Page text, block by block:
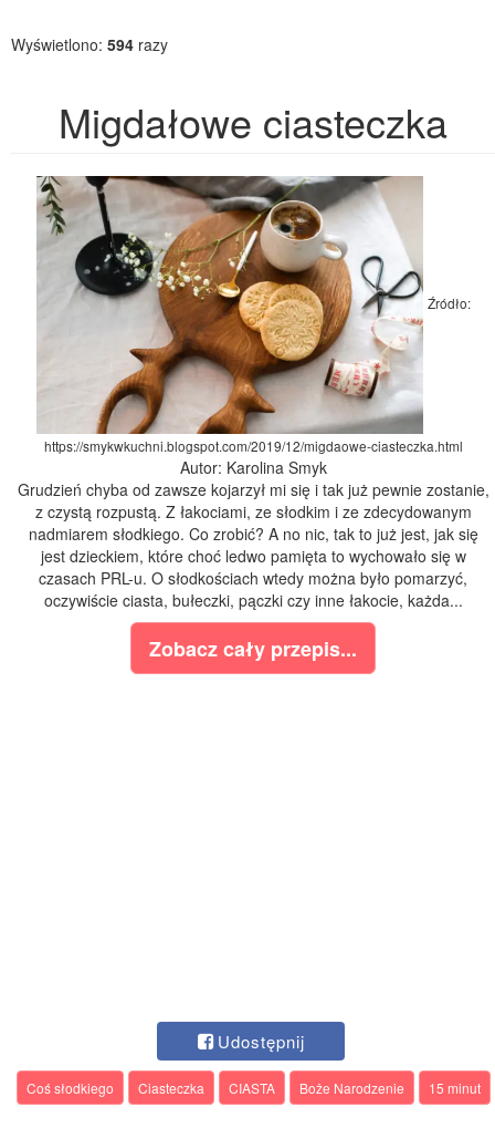
Wyświetlono: 594 razy
Migdałowe ciasteczka
Źródło:
https://smykwkuchni.blogspot.com/2019/12/migdaowe-ciasteczka.html
Autor: Karolina Smyk
Grudzień chyba od zawsze kojarzył mi się i tak już pewnie zostanie,
z czystą rozpustą. Z łakociami, ze słodkim i ze zdecydowanym
nadmiarem słodkiego. Co zrobić? A no nic, tak to już jest, jak się
jest dzieckiem, które choć ledwo pamięta to wychowało się w
czasach PRL-u. O słodkościach wtedy można było pomarzyć,
oczywiście ciasta, bułeczki, pączki czy inne łakocie, każda...
Zobacz cały przepis...
Udostępnij
Coś słodkiego Ciasteczka CIASTA Boże Narodzenie 15 minut